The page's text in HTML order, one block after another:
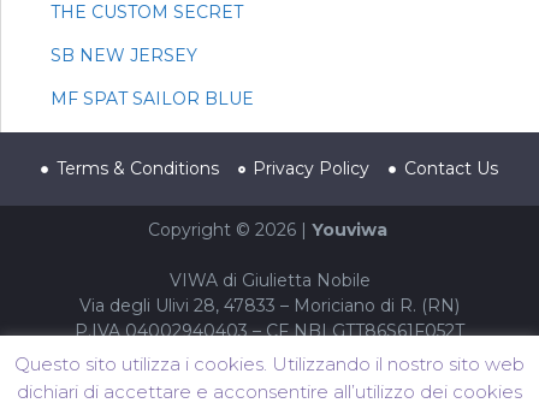
THE CUSTOM SECRET
SB NEW JERSEY
MF SPAT SAILOR BLUE
Terms & Conditions Privacy Policy Contact Us
Copyright © 2026 | Youviwa
VIWA di Giulietta Nobile
Via degli Ulivi 28, 47833 – Moriciano di R. (RN)
P.IVA 04002940403 – CF NBLGTT86S61F052T
Questo sito utilizza i cookies. Utilizzando il nostro sito web
dichiari di accettare e acconsentire all’utilizzo dei cookies